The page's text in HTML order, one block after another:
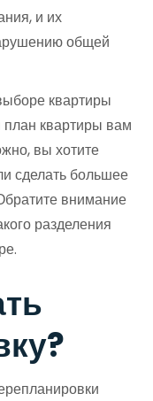
и их
общей
квартиры
план квартиры вам
вы хотите
сделать большее
внимание
разделения